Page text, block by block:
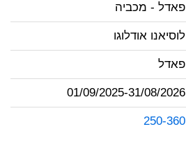
פאדל - מכביה
לוסיאנו אודלוגו
פאדל
01/09/2025-31/08/2026
250-360